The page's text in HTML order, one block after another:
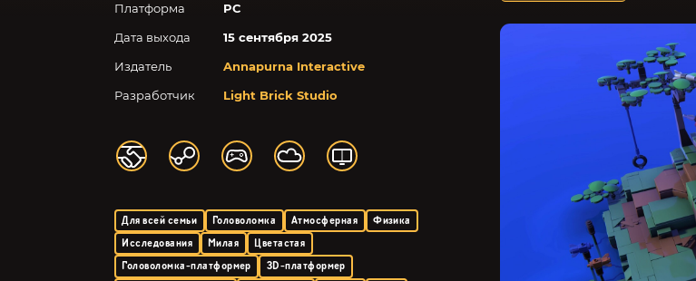
Платформа
PC
Дата выхода
15 сентября 2025
Издатель
Annapurna Interactive
Разработчик
Light Brick Studio
Для всей семьи Головоломка Атмосферная
Физика
Исследования
Милая
Цветастая
Головоломка-платформер
3D-платформер